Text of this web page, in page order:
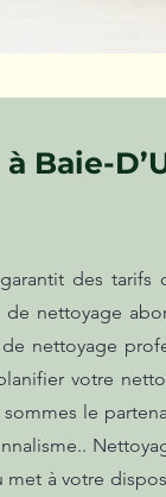
Baie-
des
nettoyage
nettoyage
votre
le
met à votre